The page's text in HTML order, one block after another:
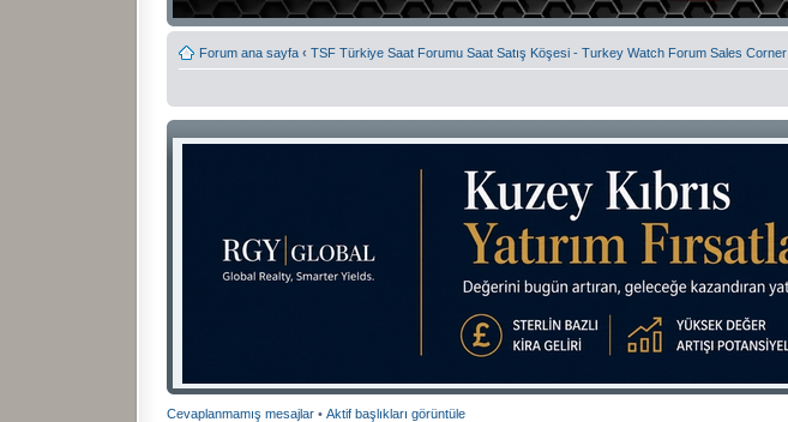
Forum ana sayfa ‹ TSF Türkiye Saat Forumu Saat Satış Köşesi - Turkey Watch Forum Sales Corner
Cevaplanmamış mesajlar • Aktif başlıkları görüntüle